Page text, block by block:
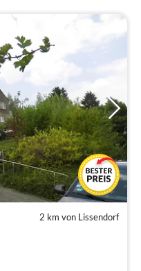
2 km von Lissendorf